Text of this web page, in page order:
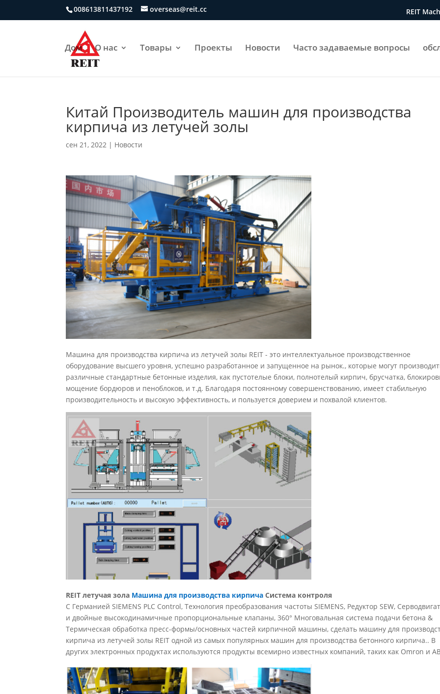
008613811437192 overseas@reit.cc REIT
Дом О нас Товары Проекты Новости Часто задаваемые вопросы
Китай Производитель машин для производства
кирпича из летучей золы
сен 21, 2022 | Новости
Машина для производства кирпича из летучей золы REIT - это интеллектуальное производственное
оборудование высшего уровня, успешно разработанное и запущенное на рынок., которые могут
различные стандартные бетонные изделия, как пустотелые блоки, полнотелый кирпич, брусчатка,
мощение бордюров и пеноблоков, и т.д. Благодаря постоянному совершенствованию, имеет стабильную
производительность и высокую эффективность, и пользуется доверием и похвалой клиентов.
REIT летучая зола Машина для производства кирпича Система контроля
С Германией SIEMENS PLC Control, Технология преобразования частоты SIEMENS, Редуктор SEW,
и двойные высокодинамичные пропорциональные клапаны, 360° Многовальная система подачи бетона &
Термическая обработка пресс-формы/основных частей кирпичной машины, сделать машину для
кирпича из летучей золы REIT одной из самых популярных машин для производства бетонного кирпича.. В
других электронных продуктах используются продукты всемирно известных компаний, таких как Omron и